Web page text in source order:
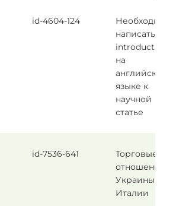
id-4604-124
Необходимо
написать
introduction
на
английском
языке к
научной
статье
id-7536-641
Торговые
отношения
Украины и
Италии